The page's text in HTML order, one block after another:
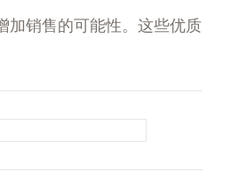
加销售的可能性。这些优质